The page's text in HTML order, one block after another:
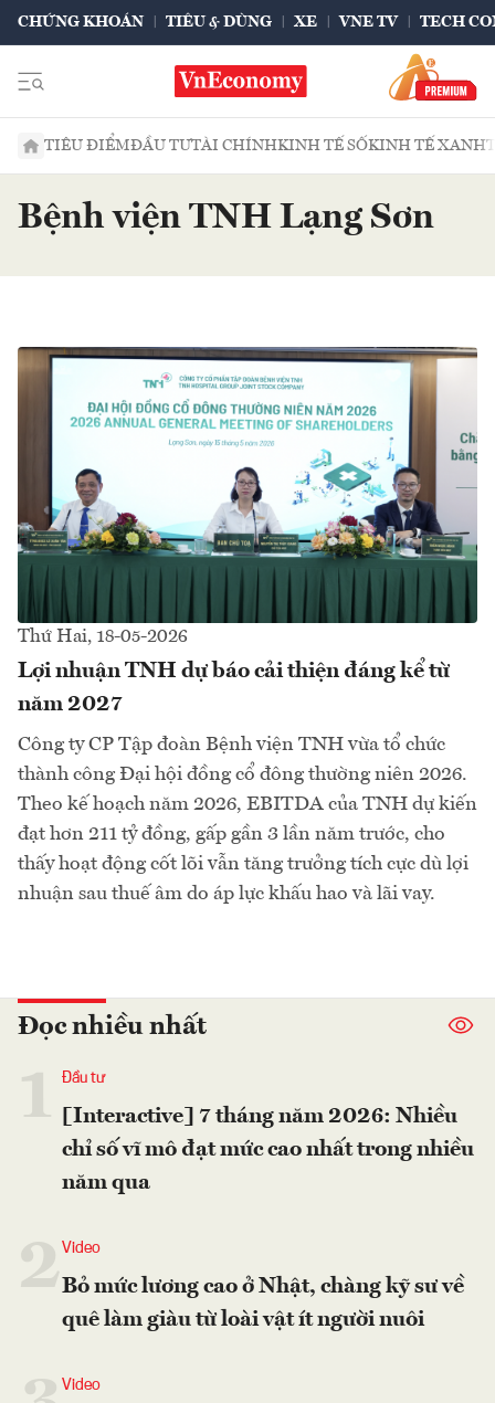
CHỨNG KHOÁN TIÊU & DÙNG XE VNE TV TECH
TIÊU ĐIỂMĐẦU TƯTÀI CHÍNHKINH TẾ SỐKINH TẾ XANH
Bệnh viện TNH Lạng Sơn
Thứ Hai, 18-05-2026
Lợi nhuận TNH dự báo cải thiện đáng kể từ
năm 2027
Công ty CP Tập đoàn Bệnh viện TNH vừa tổ chức
thành công Đại hội đồng cổ đông thường niên 2026.
Theo kế hoạch năm 2026, EBITDA của TNH dự kiến
đạt hơn 211 tỷ đồng, gấp gần 3 lần năm trước, cho
thấy hoạt động cốt lõi vẫn tăng trưởng tích cực dù lợi
nhuận sau thuế âm do áp lực khấu hao và lãi vay.
Đọc nhiều nhất
Đầu tư
[Interactive] 7 tháng năm 2026: Nhiều
chỉ số vĩ mô đạt mức cao nhất trong nhiều
năm qua
2Video
Bỏ mức lương cao ở Nhật, chàng kỹ sư về
quê làm giàu từ loài vật ít người nuôi
Video